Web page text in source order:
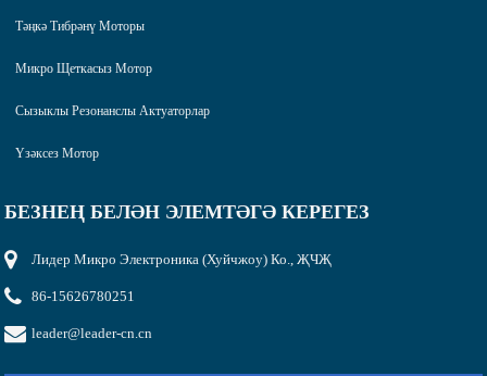
Тәңкә Тибрәнү Моторы
Микро Щеткасыз Мотор
Сызыклы Резонанслы Актуаторлар
Үзәксез Мотор
БЕЗНЕҢ БЕЛӘН ЭЛЕМТӘГӘ КЕРЕГЕЗ
Лидер Микро Электроника (Хуйчжоу) Ко., ҖЧҖ
86-15626780251
leader@leader-cn.cn